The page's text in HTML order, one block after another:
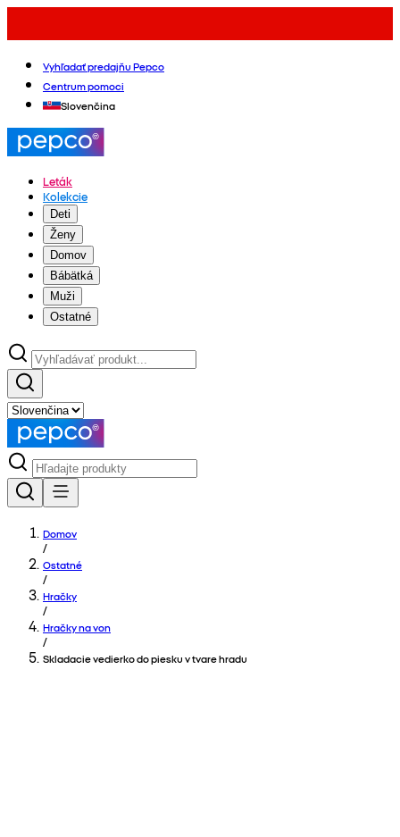
Vyhľadať predajňu Pepco
Centrum pomoci
Slovenčina
Leták
Kolekcie
Deti
Ženy
Domov
Bábätká
Muži
Ostatné
Domov
/
Ostatné
/
Hračky
/
Hračky na von
/
Skladacie vedierko do piesku v tvare hradu